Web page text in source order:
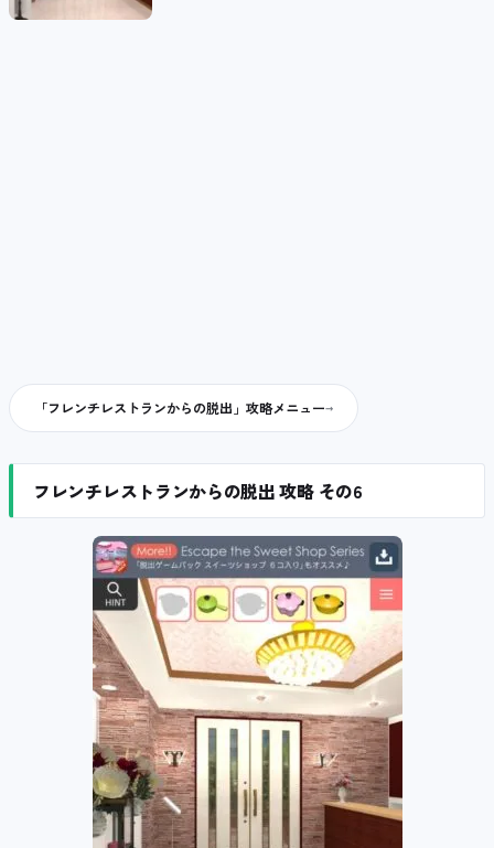
「フレンチレストランからの脱出」攻略メニュー
フレンチレストランからの脱出 攻略 その6